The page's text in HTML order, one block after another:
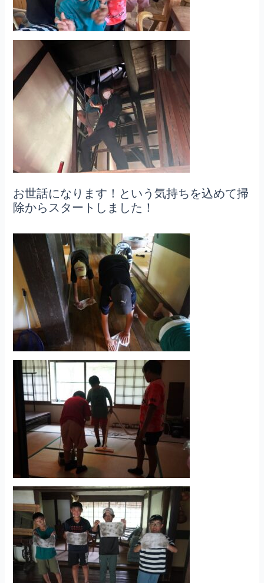
お世話になります！という気持ちを込めて掃
除からスタートしました！